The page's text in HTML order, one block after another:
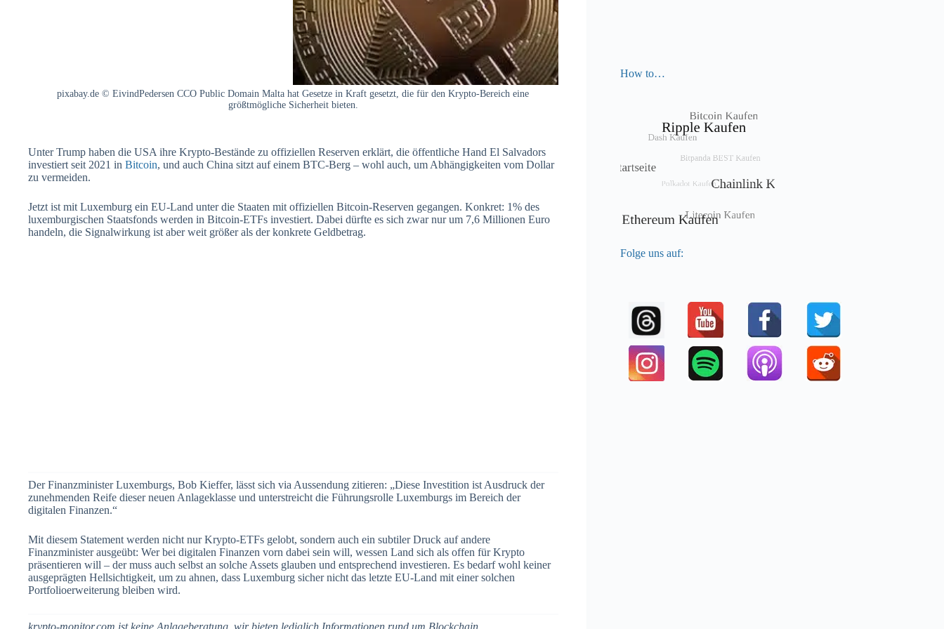
pixabay.de © EivindPedersen CCO Public Domain Malta hat Gesetze in Kraft gesetzt, die für den Krypto-Bereich eine
größtmögliche Sicherheit bieten.
Unter Trump haben die USA ihre Krypto-Bestände zu offiziellen Reserven erklärt, die öffentliche Hand El Salvadors
investiert seit 2021 in Bitcoin, und auch China sitzt auf einem BTC-Berg – wohl auch, um Abhängigkeiten vom Dollar
zu vermeiden.
Jetzt ist mit Luxemburg ein EU-Land unter die Staaten mit offiziellen Bitcoin-Reserven gegangen. Konkret: 1% des
luxemburgischen Staatsfonds werden in Bitcoin-ETFs investiert. Dabei dürfte es sich zwar nur um 7,6 Millionen Euro
handeln, die Signalwirkung ist aber weit größer als der konkrete Geldbetrag.
Der Finanzminister Luxemburgs, Bob Kieffer, lässt sich via Aussendung zitieren: „Diese Investition ist Ausdruck der
zunehmenden Reife dieser neuen Anlageklasse und unterstreicht die Führungsrolle Luxemburgs im Bereich der
digitalen Finanzen.“
Mit diesem Statement werden nicht nur Krypto-ETFs gelobt, sondern auch ein subtiler Druck auf andere
Finanzminister ausgeübt: Wer bei digitalen Finanzen vorn dabei sein will, wessen Land sich als offen für Krypto
präsentieren will – der muss auch selbst an solche Assets glauben und entsprechend investieren. Es bedarf wohl keiner
ausgeprägten Hellsichtigkeit, um zu ahnen, dass Luxemburg sicher nicht das letzte EU-Land mit einer solchen
Portfolioerweiterung bleiben wird.
krypto-monitor.com ist keine Anlageberatung, wir bieten lediglich Informationen rund um Blockchain,
How to…
Folge uns auf: